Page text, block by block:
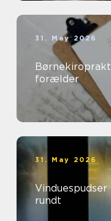
31. May 2026
forælder
31. May 2026
rundt